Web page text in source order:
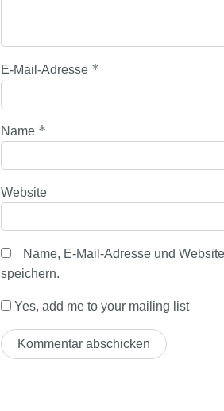
E-Mail-Adresse *
Name *
Website
Name, E-Mail-Adresse und
speichern.
Yes, add me to your mailing list